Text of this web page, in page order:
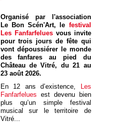
Organisé par l'association
Le Bon Scén'Art, le festival
Les Fanfarfelues vous invite
pour trois jours de fête qui
vont dépoussiérer le monde
des fanfares au pied du
Château de Vitré, du 21 au
23 août 2026.
En 12 ans d’existence, Les
Fanfarfelues est devenu bien
plus qu’un simple festival
musical sur le territoire de
Vitré...